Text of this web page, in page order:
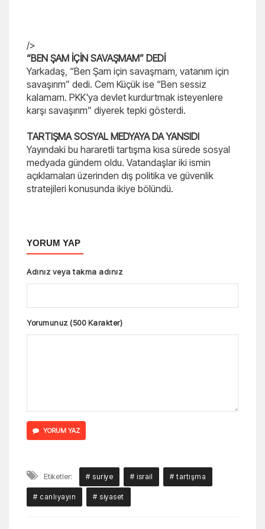
/>
“BEN ŞAM İÇİN SAVAŞMAM” DEDİ
Yarkadaş, “Ben Şam için savaşmam, vatanım için
savaşırım” dedi. Cem Küçük ise “Ben sessiz
kalamam. PKK'ya devlet kurdurtmak isteyenlere
karşı savaşırım” diyerek tepki gösterdi.
TARTIŞMA SOSYAL MEDYAYA DA YANSIDI
Yayındaki bu hararetli tartışma kısa sürede sosyal
medyada gündem oldu. Vatandaşlar iki ismin
açıklamaları üzerinden dış politika ve güvenlik
stratejileri konusunda ikiye bölündü.
YORUM YAP
Adınız veya takma adınız
Yorumunuz (500 Karakter)
YORUM YAZ
Etiketler: # suriye # israil # tartışma
# canlıyayın # siyaset